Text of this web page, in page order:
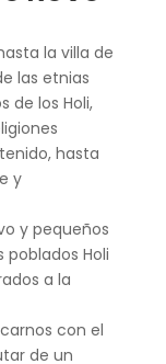
la villa de
las etnias
de los Holi,
hasta
y
y pequeños
poblados Holi
a la
con el
de un